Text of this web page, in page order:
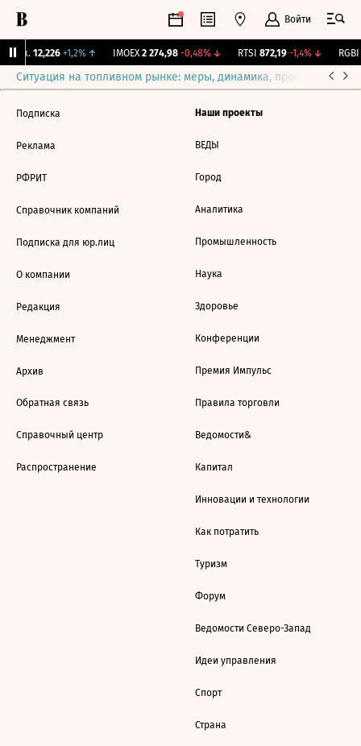
Войти
Бирж. 12,226 +1,2%↑ IMOEX 2 274,98 -0,48%↓ RTSI 872,19 -1,4%↓ RGBI
Ситуация на топливном рынке: меры, динамика, прогнозы
Подписка
Реклама
РФРИТ
Справочник компаний
Подписка для юр.лиц
О компании
Редакция
Менеджмент
Архив
Обратная связь
Справочный центр
Распространение
Наши проекты
ВЕДЫ
Город
Аналитика
Промышленность
Наука
Здоровье
Конференции
Премия Импульс
Правила торговли
Ведомости&
Капитал
Инновации и технологии
Как потратить
Туризм
Форум
Ведомости Северо-Запад
Идеи управления
Спорт
Страна